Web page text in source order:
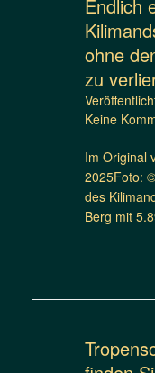
Endlich
ohne
zu
Keine
Im Original
2025Foto:
des
Berg mit